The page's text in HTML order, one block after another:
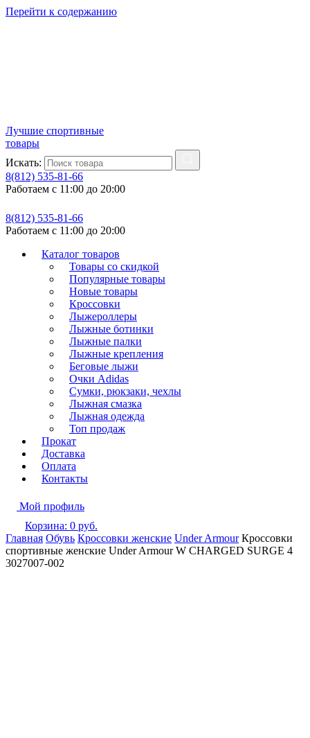
Перейти к содержанию
Лучшие спортивные
товары
Искать:
8(812) 535-81-66
Работаем с 11:00 до 20:00
8(812) 535-81-66
Работаем с 11:00 до 20:00
Каталог товаров
Товары со скидкой
Популярные товары
Новые товары
Кроссовки
Лыжероллеры
Лыжные ботинки
Лыжные палки
Лыжные крепления
Беговые лыжи
Очки Adidas
Сумки, рюкзаки, чехлы
Лыжная смазка
Лыжная одежда
Топ продаж
Прокат
Доставка
Оплата
Контакты
Мой профиль
Корзина: 0 руб.
Главная Обувь Кроссовки женские Under Armour Кроссовки
спортивные женские Under Armour W CHARGED SURGE 4
3027007-002